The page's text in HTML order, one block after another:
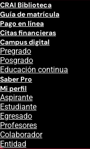
CRAI Biblioteca
Guía de matrícula
Pago en línea
Citas financieras
Campus digital
Pregrado
Posgrado
Educación continua
Saber Pro
Mi perfil
Aspirante
Estudiante
Egresado
Profesores
Colaborador
Entidad